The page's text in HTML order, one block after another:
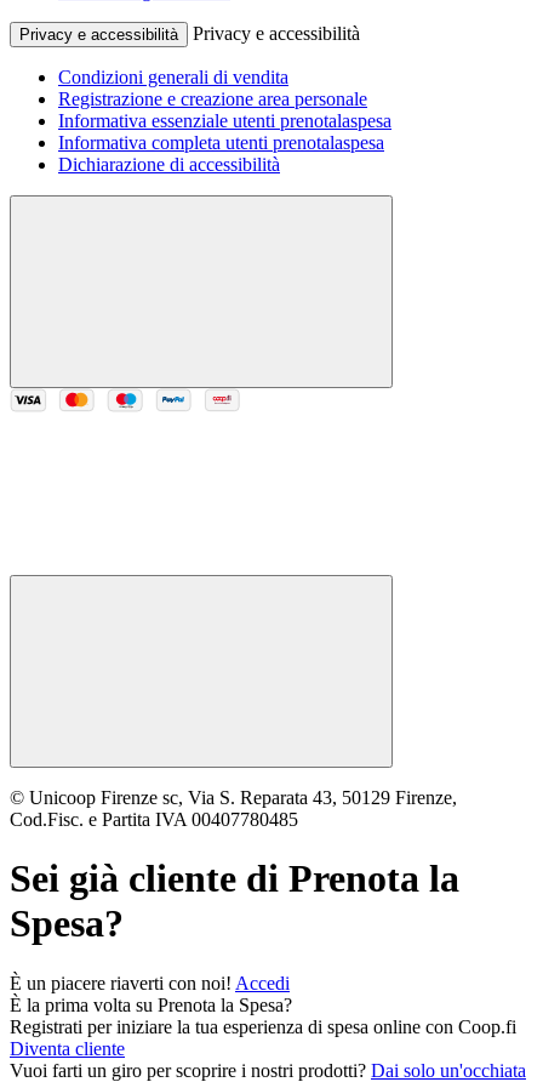
Privacy e accessibilità Privacy e accessibilità
Condizioni generali di vendita
Registrazione e creazione area personale
Informativa essenziale utenti prenotalaspesa
Informativa completa utenti prenotalaspesa
Dichiarazione di accessibilità
© Unicoop Firenze sc, Via S. Reparata 43, 50129 Firenze,
Cod.Fisc. e Partita IVA 00407780485
Sei già cliente di Prenota la
Spesa?
È un piacere riaverti con noi! Accedi
È la prima volta su Prenota la Spesa?
Registrati per iniziare la tua esperienza di spesa online con Coop.fi
Diventa cliente
Vuoi farti un giro per scoprire i nostri prodotti? Dai solo un'occhiata